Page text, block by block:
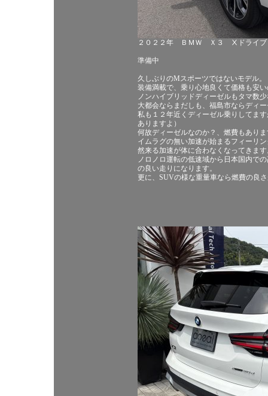
２０２２年 ＢＭＷ Ｘ３ Ⅹドライブ
準備中
久しぶりのMスポーツではないモデル。
装備満載で、乗り心地良くて価格も安
ノンハイブリッドディーゼルもタマ数
大都会ならまだしも、福島市ならディ
私も１２年近くディーゼル乗りしてま
ありますよ）
何故ディーゼルなのか？、燃費もあり
イムラグの無い加速が始まるフィーリ
然来る加速が体に合わなくなってきま
ノロノロ運転の低速域から日本国内で
の良い走りになります。
更に、SUVの様な重量車なら燃費の良